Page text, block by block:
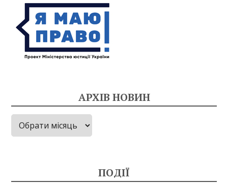
АРХІВ НОВИН
Архів
новин
ПОДІЇ